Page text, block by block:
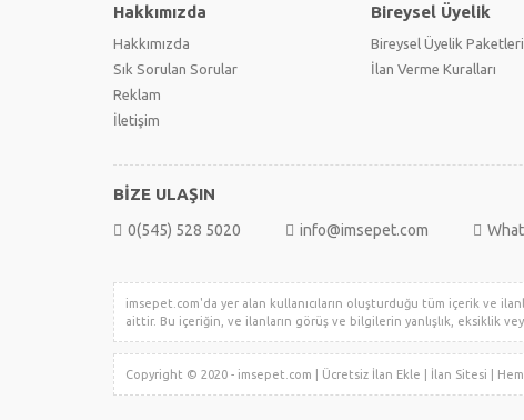
Hakkımızda
Hakkımızda
Sık Sorulan Sorular
Reklam
İletişim
Bireysel Üyelik
Bireysel Üyelik Paketleri
İlan Verme Kuralları
BİZE ULAŞIN
0(545) 528 5020 info@imsepet.com
imsepet.com'da yer alan kullanıcıların oluşturduğu tüm içerik ve
aittir. Bu içeriğin, ve ilanların görüş ve bilgilerin yanlışlık, eksiklik
Copyright © 2020 - imsepet.com | Ücretsiz İlan Ekle | İlan Sitesi |